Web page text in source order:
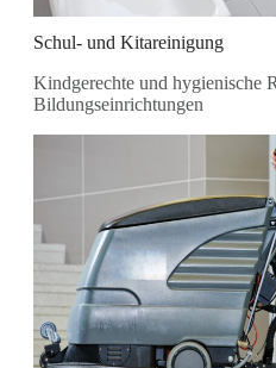
Schul- und Kitareinigung
Kindgerechte und hygienische
Bildungseinrichtungen